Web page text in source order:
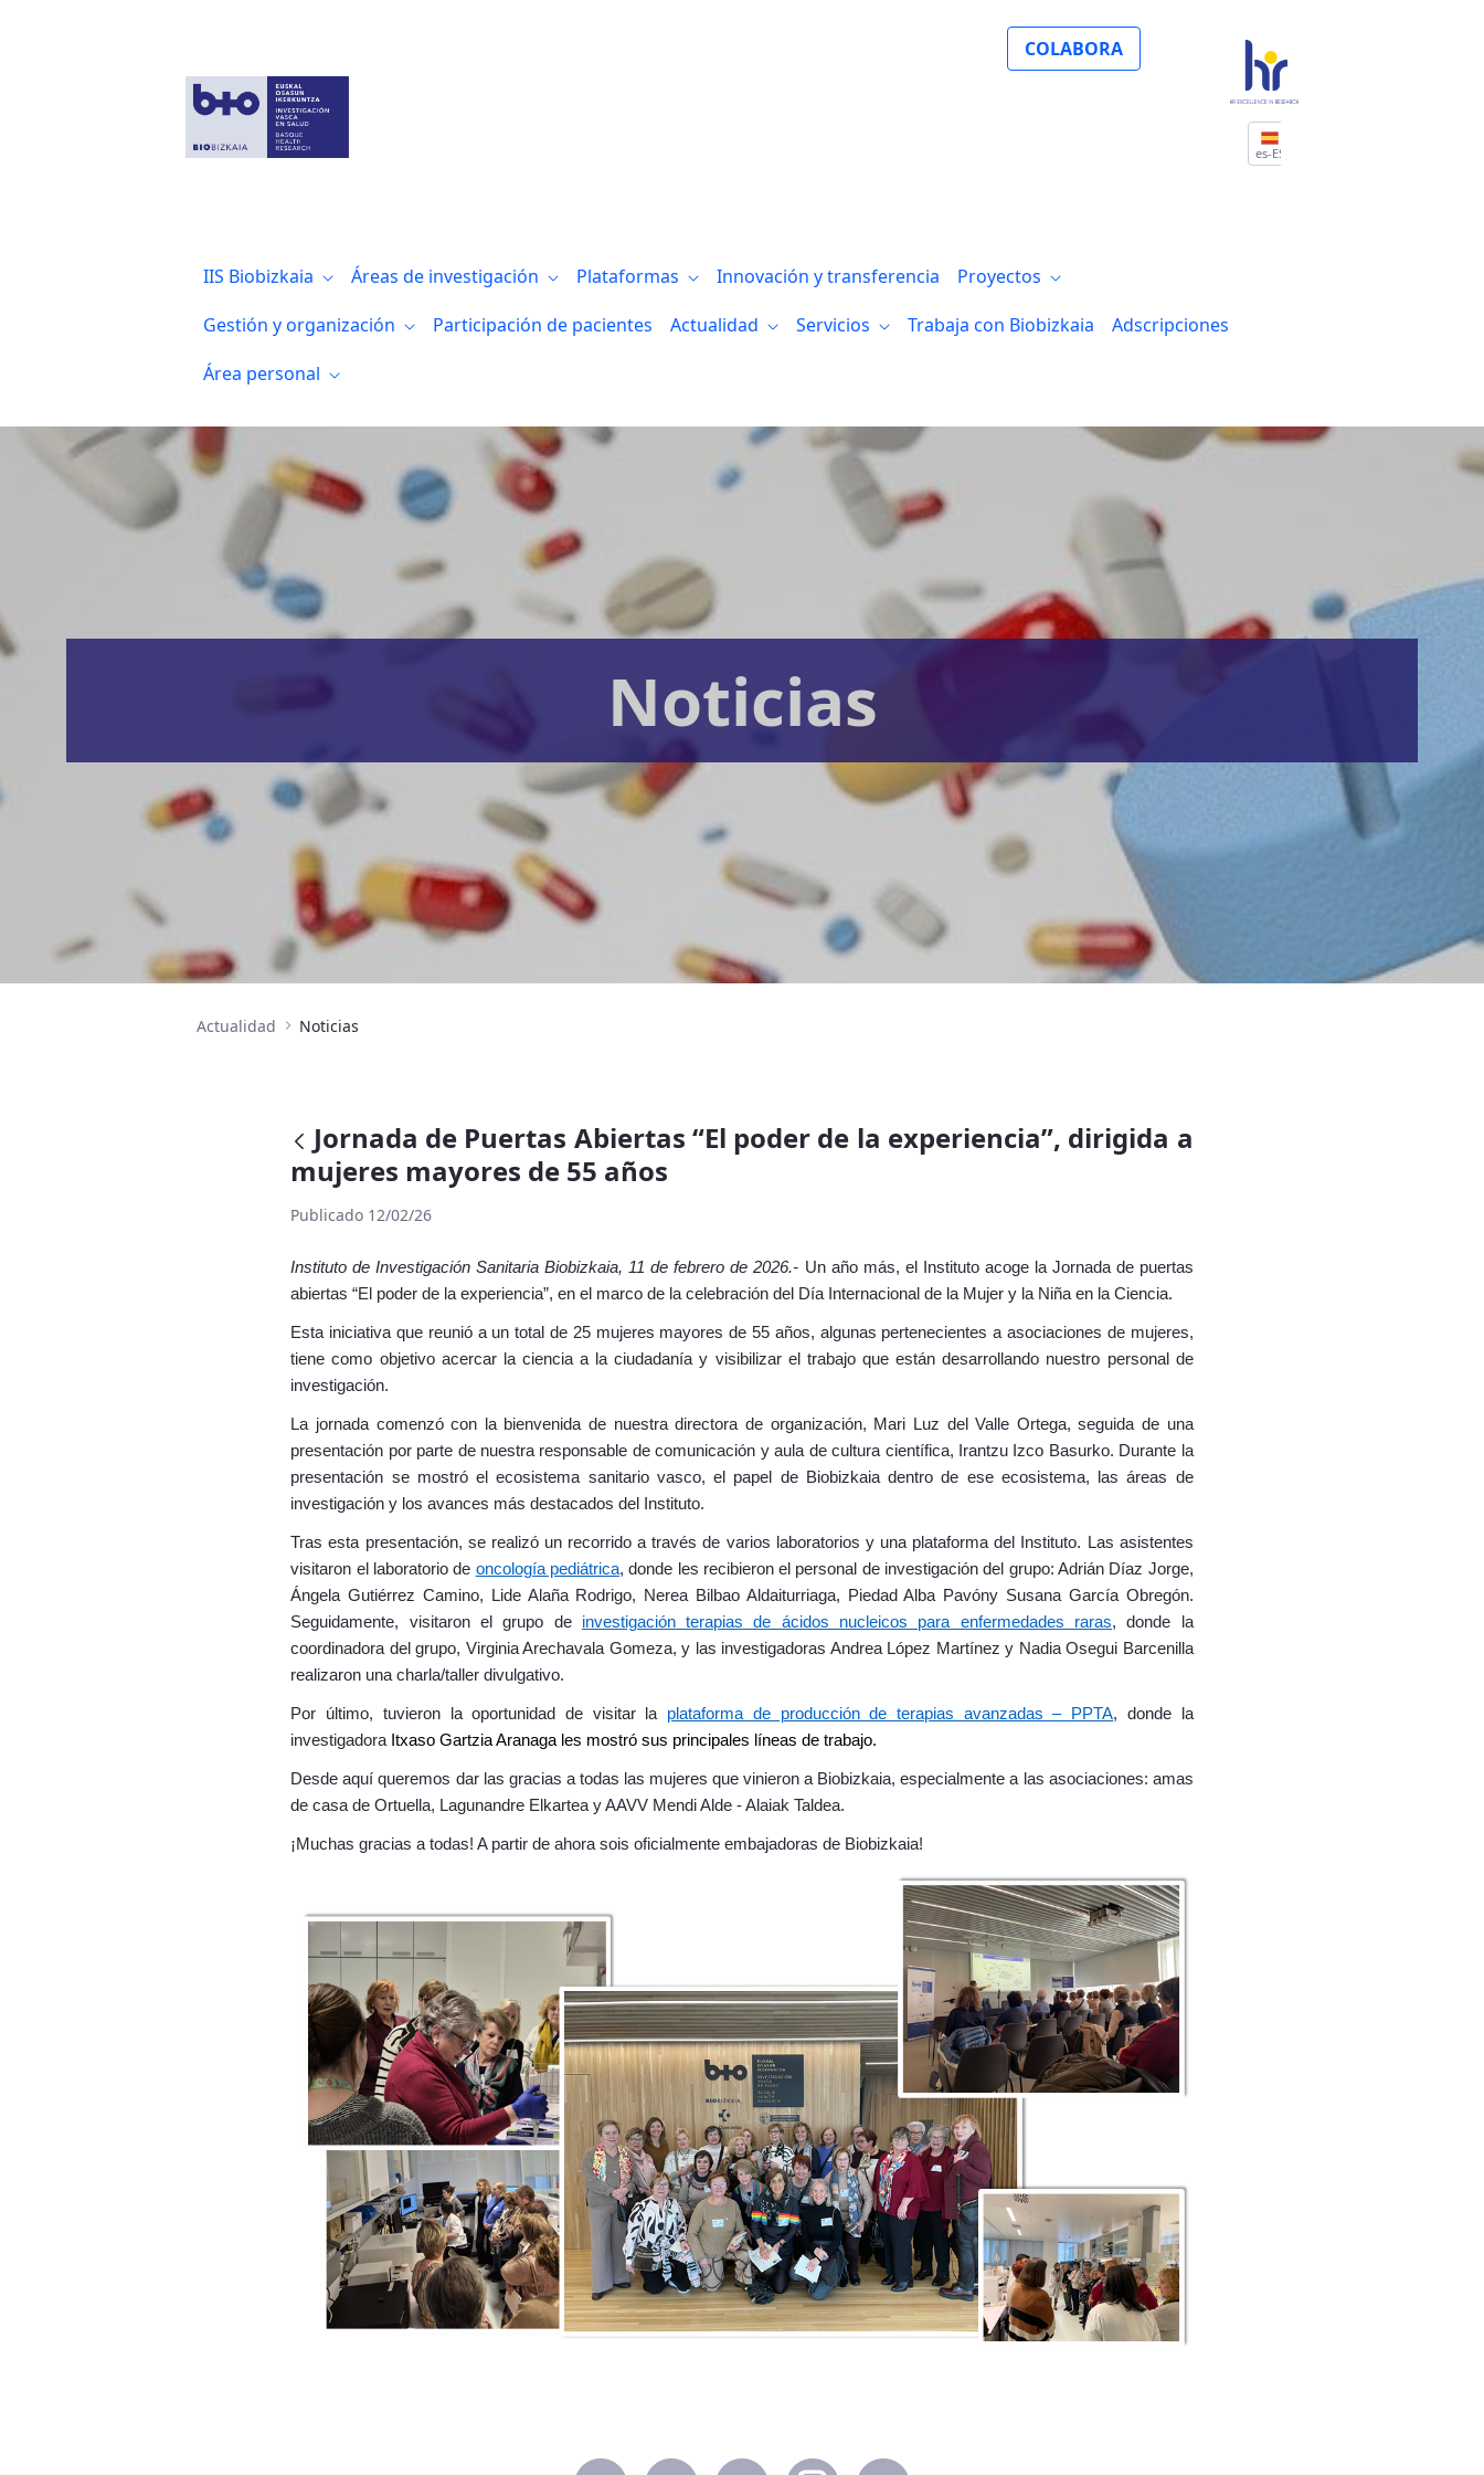
COLABORA
es-ES
IIS Biobizkaia Áreas de investigación Plataformas Innovación y transferencia
Proyectos
Gestión y organización
Participación de pacientes Actualidad Servicios Trabaja con Biobizkaia
Adscripciones
Área personal
Noticias
Actualidad Noticias
Jornada de Puertas Abiertas “El poder de la experiencia”, dirigida a
mujeres mayores de 55 años
Publicado 12/02/26
Instituto de Investigación Sanitaria Biobizkaia, 11 de febrero de 2026.- Un año más, el Instituto acoge la Jornada de puertas
abiertas “El poder de la experiencia”, en el marco de la celebración del Día Internacional de la Mujer y la Niña en la Ciencia.
Esta iniciativa que reunió a un total de 25 mujeres mayores de 55 años, algunas pertenecientes a asociaciones de mujeres,
tiene como objetivo acercar la ciencia a la ciudadanía y visibilizar el trabajo que están desarrollando nuestro personal de
investigación.
La jornada comenzó con la bienvenida de nuestra directora de organización, Mari Luz del Valle Ortega, seguida de una
presentación por parte de nuestra responsable de comunicación y aula de cultura científica, Irantzu Izco Basurko. Durante la
presentación se mostró el ecosistema sanitario vasco, el papel de Biobizkaia dentro de ese ecosistema, las áreas de
investigación y los avances más destacados del Instituto.
Tras esta presentación, se realizó un recorrido a través de varios laboratorios y una plataforma del Instituto. Las asistentes
visitaron el laboratorio de oncología pediátrica, donde les recibieron el personal de investigación del grupo: Adrián Díaz Jorge,
Ángela Gutiérrez Camino, Lide Alaña Rodrigo, Nerea Bilbao Aldaiturriaga, Piedad Alba Pavóny Susana García Obregón.
Seguidamente, visitaron el grupo de investigación terapias de ácidos nucleicos para enfermedades raras, donde la
coordinadora del grupo, Virginia Arechavala Gomeza, y las investigadoras Andrea López Martínez y Nadia Osegui Barcenilla
realizaron una charla/taller divulgativo.
Por último, tuvieron la oportunidad de visitar la plataforma de producción de terapias avanzadas – PPTA, donde la
investigadora Itxaso Gartzia Aranaga les mostró sus principales líneas de trabajo.
Desde aquí queremos dar las gracias a todas las mujeres que vinieron a Biobizkaia, especialmente a las asociaciones: amas
de casa de Ortuella, Lagunandre Elkartea y AAVV Mendi Alde - Alaiak Taldea.
¡Muchas gracias a todas! A partir de ahora sois oficialmente embajadoras de Biobizkaia!